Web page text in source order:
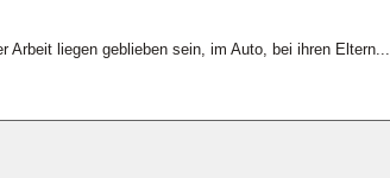
Arbeit liegen geblieben sein, im Auto, bei ihren Eltern...